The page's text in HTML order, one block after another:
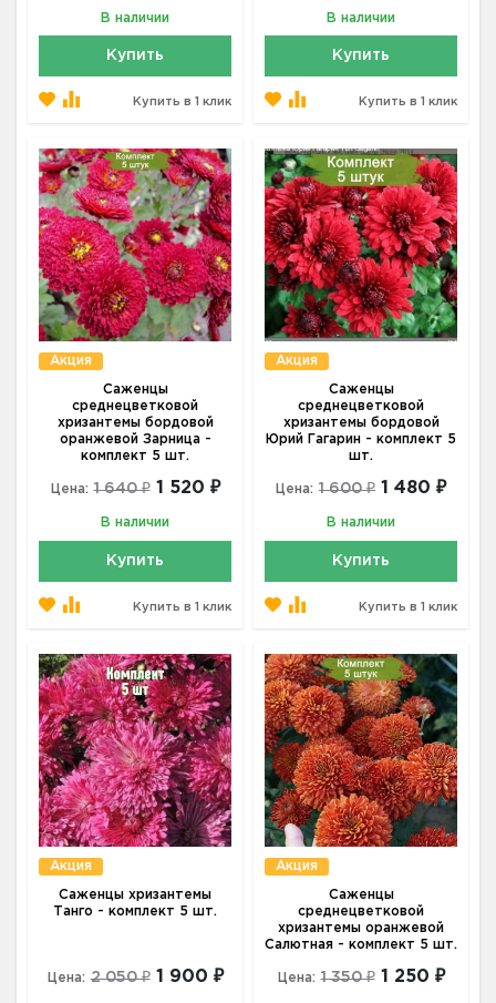
В наличии
Купить
Купить в 1 клик
В наличии
Купить
Купить в 1 клик
Акция
Саженцы
среднецветковой
хризантемы бордовой
оранжевой Зарница -
комплект 5 шт.
Цена: 1 640 ₽ 1 520 ₽
В наличии
Купить
Купить в 1 клик
Акция
Саженцы
среднецветковой
хризантемы бордовой
Юрий Гагарин - комплект 5
шт.
Цена: 1 600 ₽ 1 480 ₽
В наличии
Купить
Купить в 1 клик
Акция
Саженцы хризантемы
Танго - комплект 5 шт.
Цена: 2 050 ₽ 1 900 ₽
Акция
Саженцы
среднецветковой
хризантемы оранжевой
Салютная - комплект 5 шт.
Цена: 1 350 ₽ 1 250 ₽